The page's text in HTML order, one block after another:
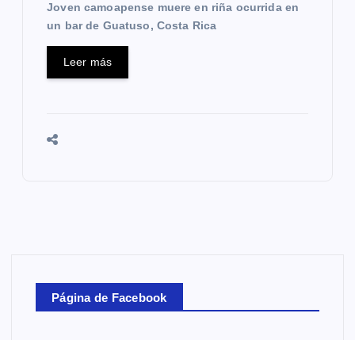
Joven camoapense muere en riña ocurrida en
un bar de Guatuso, Costa Rica
Leer más
Página de Facebook